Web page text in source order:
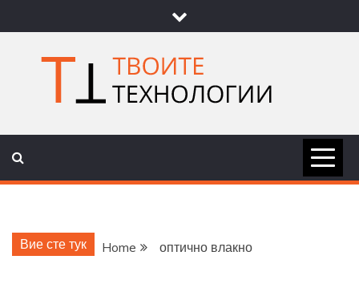
to
content
ТВОИТЕ
Вие сте тук Home оптично влакно